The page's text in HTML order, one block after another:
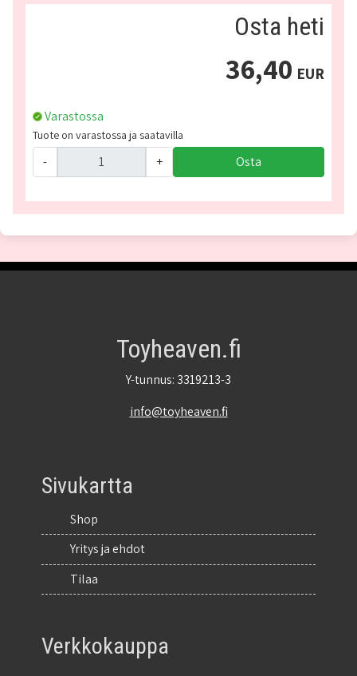
Osta heti
36,40 EUR
Varastossa
Tuote on varastossa ja saatavilla
- + Osta
Toyheaven.fi
Y-tunnus: 3319213-3
info@toyheaven.fi
Sivukartta
Shop
Yritys ja ehdot
Tilaa
Verkkokauppa